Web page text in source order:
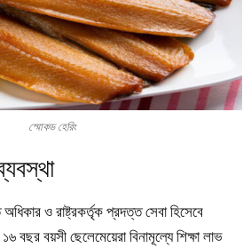
স্মোকড হেরিং
অধিকার ও রাষ্ট্রকর্তৃক প্রদত্ত সেবা হিসেবে
বছর বয়সী ছেলেমেয়েরা বিনামূল্যে শিক্ষা লাভ